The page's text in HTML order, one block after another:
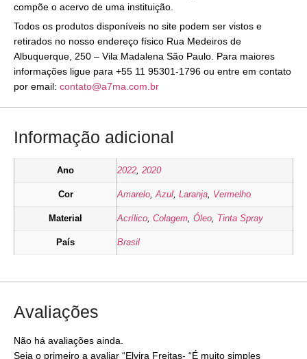
compõe o acervo de uma instituição.
Todos os produtos disponíveis no site podem ser vistos e
retirados no nosso endereço físico Rua Medeiros de
Albuquerque, 250 – Vila Madalena São Paulo. Para maiores
informações ligue para +55 11 95301-1796 ou entre em contato
por email: contato@a7ma.com.br
Informação adicional
Ano 2022 2020
Cor Amarelo Azul Laranja Vermelho
Material Acrílico Colagem Óleo Tinta Spray
País Brasil
Avaliações
Não há avaliações ainda.
Seja o primeiro a avaliar “Elvira Freitas- “É muito simples